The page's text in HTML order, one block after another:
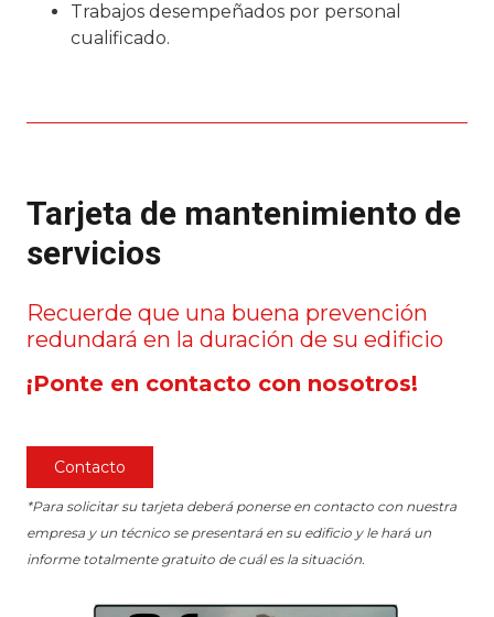
Trabajos desempeñados por personal
cualificado.
Tarjeta de mantenimiento de
servicios
Recuerde que una buena prevención
redundará en la duración de su edificio
¡Ponte en contacto con nosotros!
Contacto
*Para solicitar su tarjeta deberá ponerse en contacto con nuestra
empresa y un técnico se presentará en su edificio y le hará un
informe totalmente gratuito de cuál es la situación.